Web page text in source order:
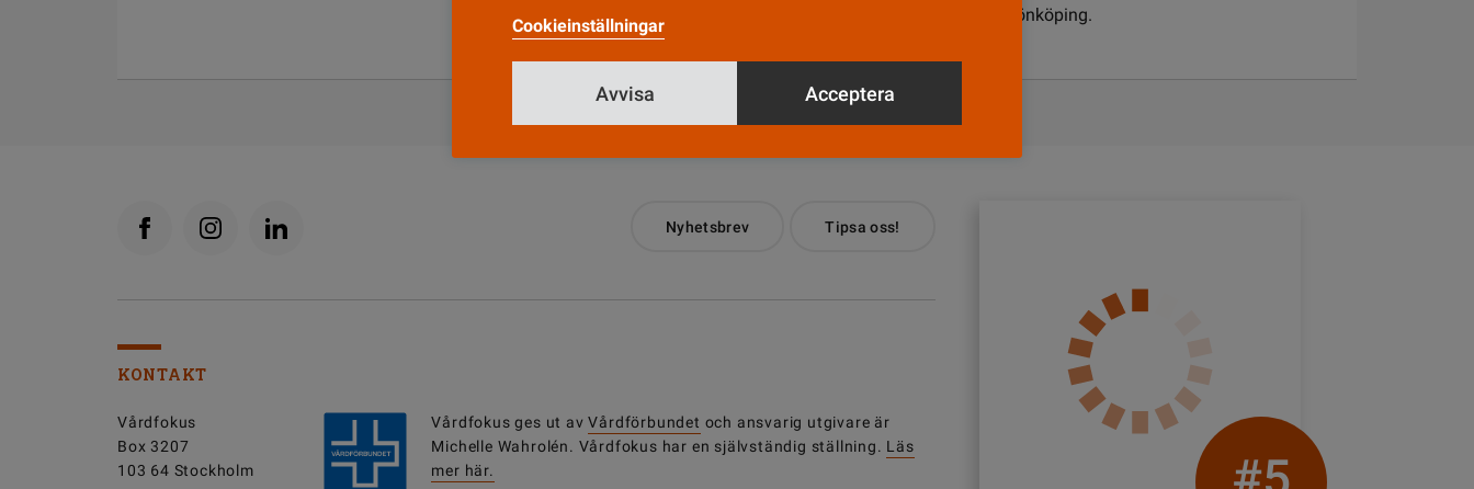
testa de nystartade kliniska utbildningsenheterna i Kalmar och Jönköping.
Nyhetsbrev Tipsa oss!
KONTAKT
Vårdfokus
Box 3207
103 64 Stockholm
Vårdfokus ges ut avVårdförbundet och ansvarig utgivare är
Michelle Wahrolén. Vårdfokus har en självständig ställning. Läs
mer här.
Cookieinställningar
Avvisa Acceptera